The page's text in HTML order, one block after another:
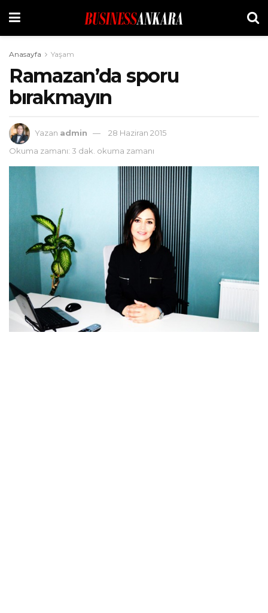
Anasayfa Yaşam
Ramazan’da sporu
bırakmayın
Yazan admin
28 Haziran 2015
Okuma zamanı: 3 dak. okuma zamanı